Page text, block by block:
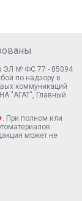
ЭЛ № ФС 77 - 85094
по надзору в
коммуникаций
"АГАТ", Главный
. При полном или
может не